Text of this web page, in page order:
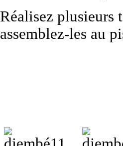
Réalisez plusieurs
assemblez-les au